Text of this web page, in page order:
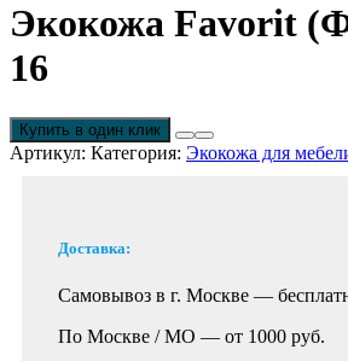
Экокожа Favorit
16
Купить в один клик
Артикул: Категория: Экокожа для
Доставка:
Самовывоз в г. Москве —
По Москве / МО — от 1000 руб.